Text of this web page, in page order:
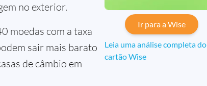
no exterior.
moedas com a taxa
sair mais barato
de câmbio em
Ir para a Wise
Leia uma análise completa do
cartão Wise